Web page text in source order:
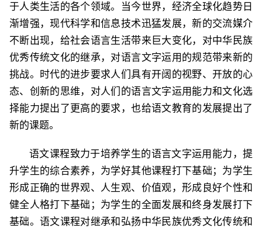
于人类生活的各个领域。当今世界，经济全球化趋势日
渐增强，现代科学和信息技术迅猛发展，新的交流媒介
不断出现，给社会语言生活带来巨大变化，对中华民族
优秀传统文化的继承，对语言文字运用的规范带来新的
挑战。时代的进步要求人们具有开阔的视野、开放的心
态、创新的思维，对人们的语言文字运用能力和文化选
择能力提出了更高的要求，也给语文教育的发展提出了
新的课题。
语文课程致力于培养学生的语言文字运用能力，提
升学生的综合素养，为学好其他课程打下基础；为学生
形成正确的世界观、人生观、价值观，形成良好个性和
健全人格打下基础；为学生的全面发展和终身发展打下
基础。语文课程对继承和弘扬中华民族优秀文化传统和